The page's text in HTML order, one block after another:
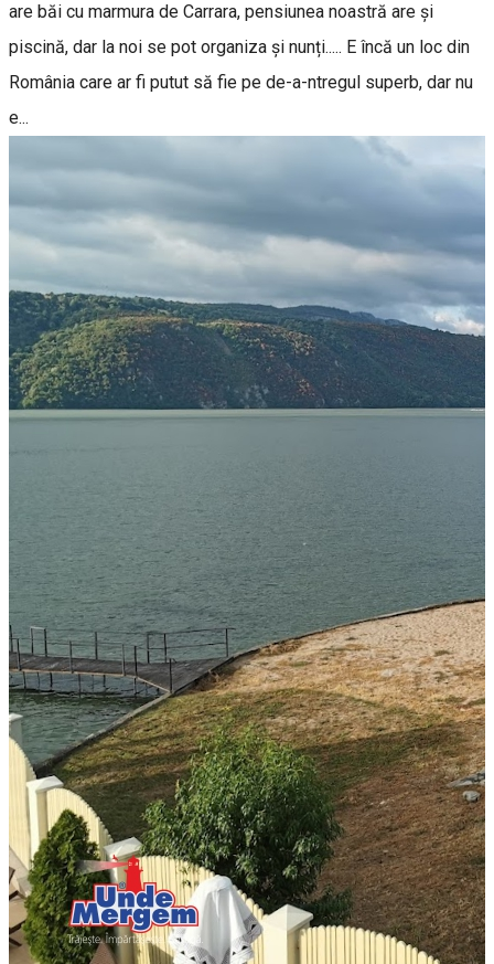
are băi cu marmura de Carrara, pensiunea noastră are și
piscină, dar la noi se pot organiza și nunți..... E încă un loc din
România care ar fi putut să fie pe de-a-ntregul superb, dar nu
e...